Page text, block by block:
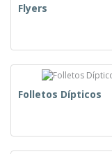
Flyers
Folletos Dípticos